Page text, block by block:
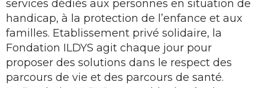
services dédiés aux personnes en situation de
handicap, à la protection de l’enfance et aux
familles. Etablissement privé solidaire, la
Fondation ILDYS agit chaque jour pour
proposer des solutions dans le respect des
parcours de vie et des parcours de santé.